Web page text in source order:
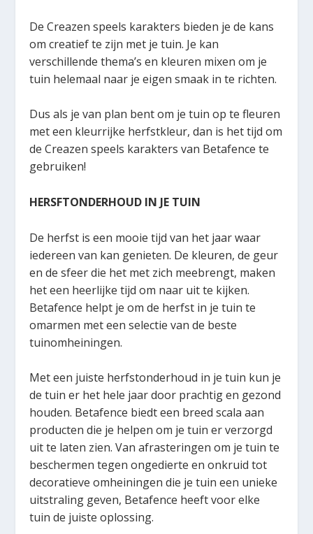
De Creazen speels karakters bieden je de kans
om creatief te zijn met je tuin. Je kan
verschillende thema’s en kleuren mixen om je
tuin helemaal naar je eigen smaak in te richten.
Dus als je van plan bent om je tuin op te fleuren
met een kleurrijke herfstkleur, dan is het tijd om
de Creazen speels karakters van Betafence te
gebruiken!
HERSFTONDERHOUD IN JE TUIN
De herfst is een mooie tijd van het jaar waar
iedereen van kan genieten. De kleuren, de geur
en de sfeer die het met zich meebrengt, maken
het een heerlijke tijd om naar uit te kijken.
Betafence helpt je om de herfst in je tuin te
omarmen met een selectie van de beste
tuinomheiningen.
Met een juiste herfstonderhoud in je tuin kun je
de tuin er het hele jaar door prachtig en gezond
houden. Betafence biedt een breed scala aan
producten die je helpen om je tuin er verzorgd
uit te laten zien. Van afrasteringen om je tuin te
beschermen tegen ongedierte en onkruid tot
decoratieve omheiningen die je tuin een unieke
uitstraling geven, Betafence heeft voor elke
tuin de juiste oplossing.